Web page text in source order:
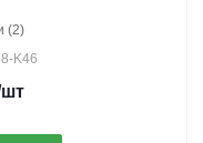
(2)
K46